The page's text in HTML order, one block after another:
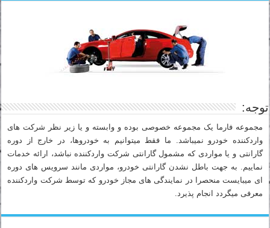
توجه:
مجموعه فارما یک مجموعه خصوصی بوده و وابسته و یا زیر نظر شرکت های
واردکننده خودرو نمیباشد. ما فقط میتوانیم به خودروها، در خارج از دوره
گارانتی و یا مواردی که مشمول گارانتی شرکت واردکننده نباشد، ارائه خدمات
نماییم. به جهت باطل نشدن گارانتی خودرو، مواردی مانند سرویس های دوره
ای میبایست منحصرا در نمایندگی های مجاز خودرو که توسط شرکت واردکننده
معرفی میگردد انجام پذیرد.